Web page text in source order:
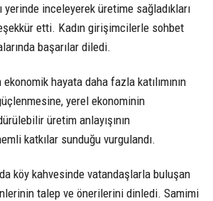
yerinde inceleyerek üretime sağladıkları
etti. Kadın girişimcilerle sohbet
başarılar diledi.
ekonomik hayata daha fazla katılımının
yerel ekonominin
üretim anlayışının
katkılar sunduğu vurgulandı.
köy kahvesinde vatandaşlarla buluşan
talep ve önerilerini dinledi. Samimi